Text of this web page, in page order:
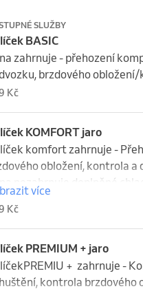
SLUŽBY
BASIC
zahrnuje - přehození
brzdového
Kč
KOMFORT jaro
komfort zahrnuje -
obložení, kontrola
nezahrnuje doplněné
více
Kč
PREMIUM + jaro
+  zahrnuje -
kontrola brzdového